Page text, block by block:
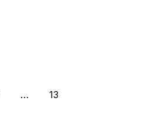
… 13